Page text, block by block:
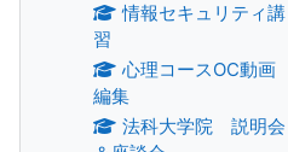
情報セキュリティ講
習
心理コースOC動画
編集
法科大学院 説明会